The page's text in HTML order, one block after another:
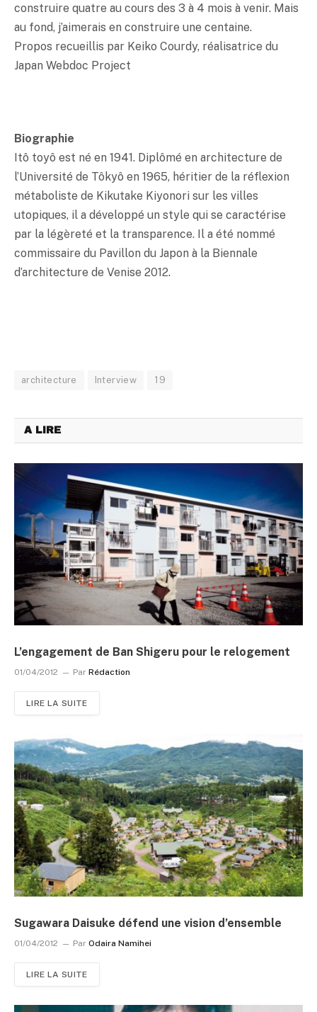
construire quatre au cours des 3 à 4 mois à venir. Mais
au fond, j’aimerais en construire une centaine.
Propos recueillis par Keiko Courdy, réalisatrice du
Japan Webdoc Project
Biographie
Itô toyô est né en 1941. Diplômé en architecture de
l’Université de Tôkyô en 1965, héritier de la réflexion
métaboliste de Kikutake Kiyonori sur les villes
utopiques, il a développé un style qui se caractérise
par la légèreté et la transparence. Il a été nommé
commissaire du Pavillon du Japon à la Biennale
d’architecture de Venise 2012.
architecture Interview 19
A LIRE
L’engagement de Ban Shigeru pour le relogement
01/04/2012 Par Rédaction
LIRE LA SUITE
Sugawara Daisuke défend une vision d’ensemble
01/04/2012 Par Odaira Namihei
LIRE LA SUITE